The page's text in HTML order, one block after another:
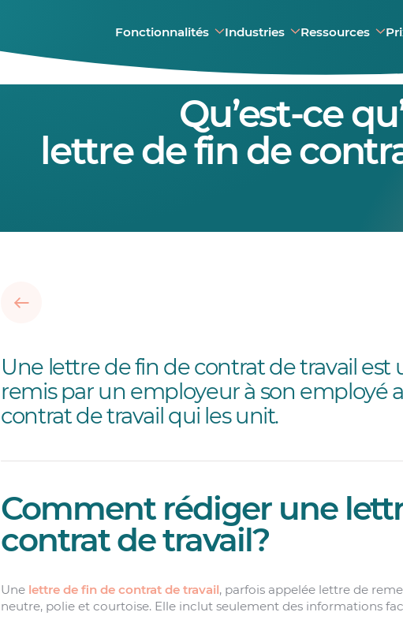
Fonctionnalités Industries Ressources
Qu’est-ce
lettre de fin de
Une lettre de fin de contrat de travail
remis par un employeur à son employé
contrat de travail qui les unit.
Comment rédiger une
contrat de travail?
Une lettre de fin de contrat de travail, parfois appelée lettre de
neutre, polie et courtoise. Elle inclut seulement des informations